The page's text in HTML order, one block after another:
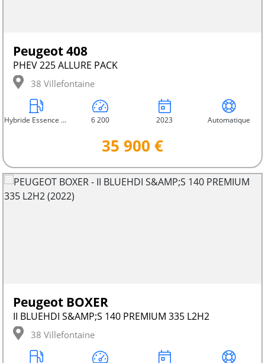
Peugeot 408
PHEV 225 ALLURE PACK
38 Villefontaine
Hybride Essence Électrique 6 200 2023 Automatique
35 900 €
Peugeot BOXER
II BLUEHDI S&AMP;S 140 PREMIUM 335 L2H2
38 Villefontaine